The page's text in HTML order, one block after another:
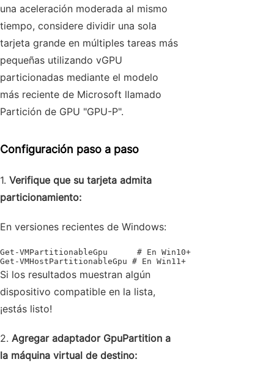
una aceleración moderada al mismo
tiempo, considere dividir una sola
tarjeta grande en múltiples tareas más
pequeñas utilizando vGPU
particionadas mediante el modelo
más reciente de Microsoft llamado
Partición de GPU "GPU-P".
Configuración paso a paso
1. Verifique que su tarjeta admita
particionamiento:
En versiones recientes de Windows:
Get-VMPartitionableGpu      # En Win10+
Get-VMHostPartitionableGpu # En Win11+
Si los resultados muestran algún
dispositivo compatible en la lista,
¡estás listo!
2. Agregar adaptador GpuPartition a
la máquina virtual de destino: